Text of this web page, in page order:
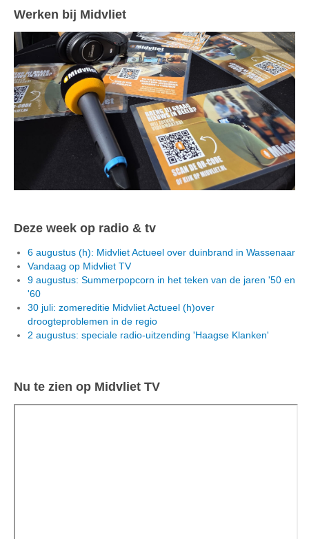
Werken bij Midvliet
Deze week op radio & tv
6 augustus (h): Midvliet Actueel over duinbrand in Wassenaar
Vandaag op Midvliet TV
9 augustus: Summerpopcorn in het teken van de jaren '50 en
'60
30 juli: zomereditie Midvliet Actueel (h)over
droogteproblemen in de regio
2 augustus: speciale radio-uitzending 'Haagse Klanken'
Nu te zien op Midvliet TV